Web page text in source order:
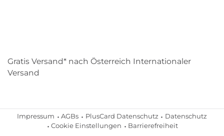
Gratis Versand* nach Österreich Internationaler
Versand
Impressum AGBs PlusCard Datenschutz
Datenschutz
Cookie Einstellungen
Barrierefreiheit